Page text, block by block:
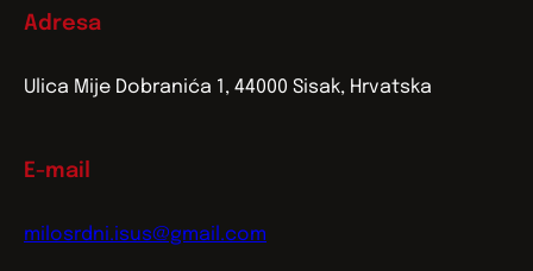
Adresa
Ulica Mije Dobranića 1, 44000 Sisak, Hrvatska
E-mail
milosrdni.isus@gmail.com